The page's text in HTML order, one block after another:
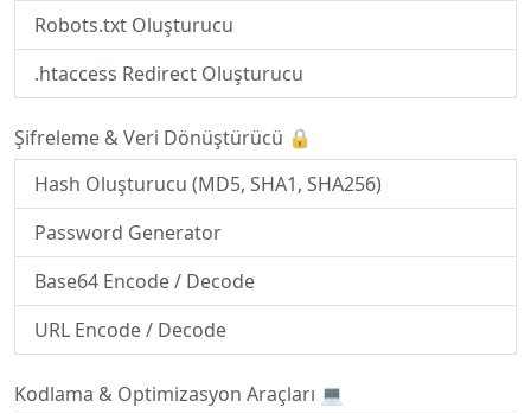
Robots.txt Oluşturucu
.htaccess Redirect Oluşturucu
Şifreleme & Veri Dönüştürücü 🔒
Hash Oluşturucu (MD5, SHA1, SHA256)
Password Generator
Base64 Encode / Decode
URL Encode / Decode
Kodlama & Optimizasyon Araçları 💻